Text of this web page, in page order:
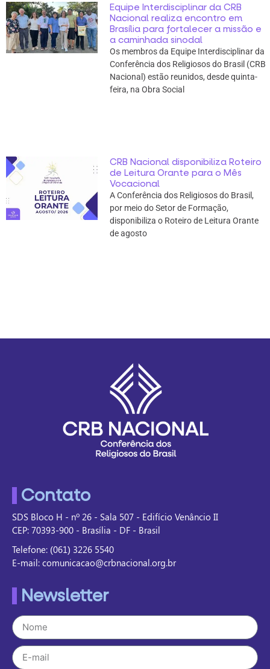
Equipe Interdisciplinar da CRB
Nacional realiza encontro em
Brasília para fortalecer a missão e
a caminhada sinodal
Os membros da Equipe Interdisciplinar da
Conferência dos Religiosos do Brasil (CRB
Nacional) estão reunidos, desde quinta-
feira, na Obra Social
CRB Nacional disponibiliza Roteiro
de Leitura Orante para o Mês
Vocacional
A Conferência dos Religiosos do Brasil,
por meio do Setor de Formação,
disponibiliza o Roteiro de Leitura Orante
de agosto
Contato
SDS Bloco H - nº 26 - Sala 507 - Edifício Venâncio II
CEP: 70393-900 - Brasília - DF - Brasil
Telefone: (061) 3226 5540
E-mail: comunicacao@crbnacional.org.br
Newsletter